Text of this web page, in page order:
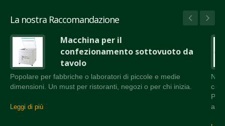
La nostra Raccomandazione
Macchina per il
confezionamento sottovuoto da
tavolo
Popolare per fabbriche o laboratori di piccole e medie
dimensioni. Un must per ristoranti, negozi o per chi inizia.
Leggi di più